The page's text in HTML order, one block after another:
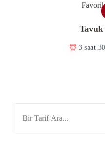
Tavuk
3 saat